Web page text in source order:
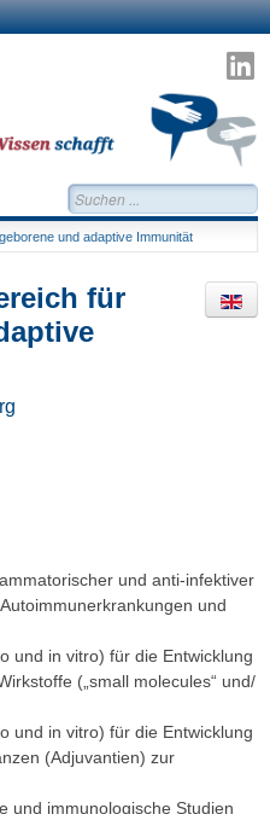
Suchen...
und adaptive Immunität
für
und anti-infektiver
und
und in vitro) für die Entwicklung
(„small molecules“ und/
und in vitro) für die Entwicklung
(Adjuvantien) zur
und immunologische Studien